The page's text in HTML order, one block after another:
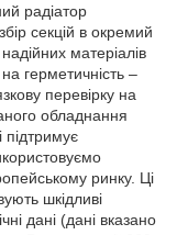
радіатор
секцій в окремий
матеріалів
герметичність –
перевірку на
обладнання
підтримує
ринку. Ці
шкідливі
дані (дані вказано